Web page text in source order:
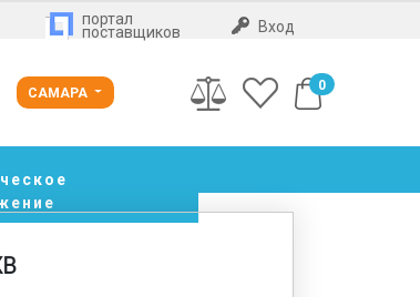
портал
поставщиков Вход
САМАРА 0